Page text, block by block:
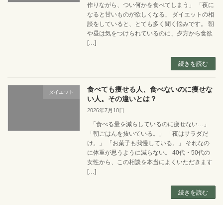
作りながら、つい何かを食べてしまう」 「夜に
なると甘いものが欲しくなる」 ダイエットの相
談をしていると、とても多く聞く悩みです。 朝
や昼は気をつけられているのに、夕方から食欲
[…]
続きを読む
ダイエット
食べても痩せる人、食べないのに痩せな
い人。その違いとは？
2026年7月10日
「食べる量を減らしているのに痩せない…」
「朝ごはんを抜いている。」 「夜はサラダだ
け。」 「お菓子も我慢している。」 それなの
に体重が思うように減らない。 40代・50代の
女性から、この相談を本当によくいただきます
[…]
続きを読む